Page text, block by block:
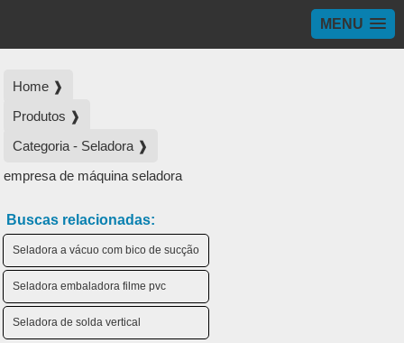
MENU
Home ❱
Produtos ❱
Categoria - Seladora ❱
empresa de máquina seladora
Buscas relacionadas:
Seladora a vácuo com bico de sucção
Seladora embaladora filme pvc
Seladora de solda vertical